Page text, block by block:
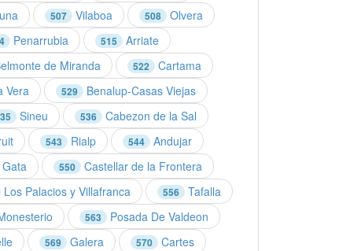
507 Vilaboa 508 Olvera
Penarrubia 515 Arriate
de Miranda 522 Cartama
Vera 529 Benalup-Casas Viejas
Sineu 536 Cabezon de la Sal
543 Rialp 544 Andujar
550 Castellar de la Frontera
Los Palacios y Villafranca 556 Tafalla
563 Posada De Valdeon
569 Galera 570 Cartes